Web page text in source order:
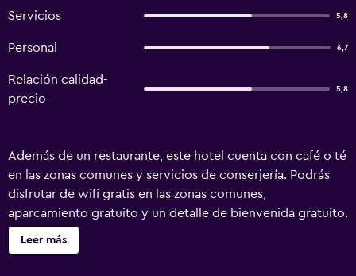
Servicios 5,8
Personal 6,7
Relación calidad-
precio
5,8
Además de un restaurante, este hotel cuenta con café o té
en las zonas comunes y servicios de conserjería. Podrás
disfrutar de wifi gratis en las zonas comunes,
aparcamiento gratuito y un detalle de bienvenida gratuito.
Otras instalaciones incluyen servicio de tintorería,
lavandería y asistencia turística y para la compra de
Leer más